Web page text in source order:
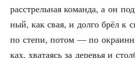
рас­стрель­ная коман­да, а он
ный, как свая, и дол­го брёл к
по сте­пи, потом — по
ках, хва­та­ясь за дере­вья и